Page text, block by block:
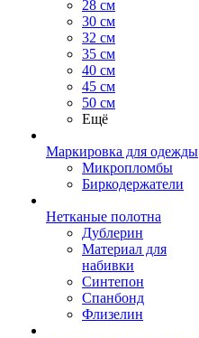
28 см
30 см
32 см
35 см
40 см
45 см
50 см
Ещё
Маркировка для одежды
Микропломбы
Биркодержатели
Нетканые полотна
Дублерин
Материал для
набивки
Синтепон
Спанбонд
Флизелин